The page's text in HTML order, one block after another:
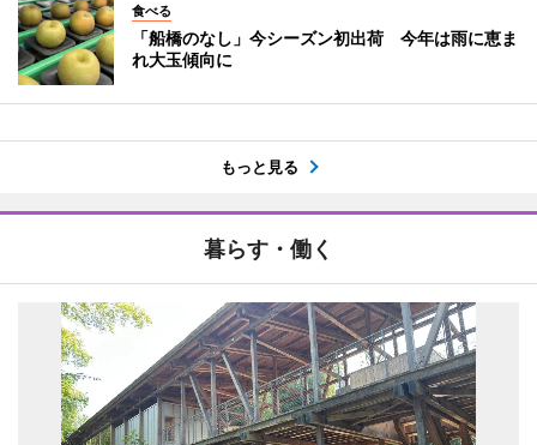
食べる
「船橋のなし」今シーズン初出荷 今年は雨に恵ま
れ大玉傾向に
もっと見る
暮らす・働く